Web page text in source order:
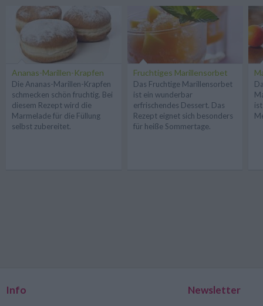
Ananas-Marillen-Krapfen
Die Ananas-Marillen-Krapfen
schmecken schön fruchtig. Bei
diesem Rezept wird die
Marmelade für die Füllung
selbst zubereitet.
Fruchtiges Marillensorbet
Das Fruchtige Marillensorbet
ist ein wunderbar
erfrischendes Dessert. Das
Rezept eignet sich besonders
für heiße Sommertage.
Info Newsletter